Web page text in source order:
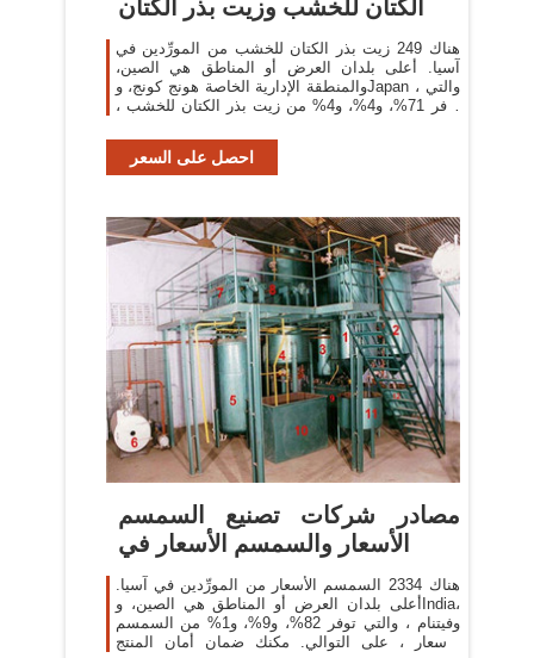
الكتان للخشب وزيت بذر الكتان
هناك 249 زيت بذر الكتان للخشب من المورِّدين في
آسيا. أعلى بلدان العرض أو المناطق هي الصين،
والمنطقة الإدارية الخاصة هونج كونج، وJapan ، والتي
توفر 71%، و4%، و4% من زيت بذر الكتان للخشب ،
احصل على السعر
مصادر شركات تصنيع السمسم
الأسعار والسمسم الأسعار في
هناك 2334 السمسم الأسعار من المورِّدين في آسيا.
أعلى بلدان العرض أو المناطق هي الصين، وIndia،
وفيتنام ، والتي توفر 82%، و9%، و1% من السمسم
الأسعار ، على التوالي. مكنك ضمان أمان المنتج